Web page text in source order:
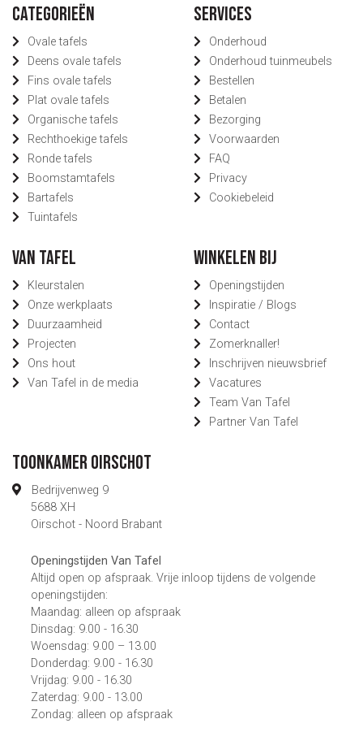
Categorieën
Ovale tafels
Deens ovale tafels
Fins ovale tafels
Plat ovale tafels
Organische tafels
Rechthoekige tafels
Ronde tafels
Boomstamtafels
Bartafels
Tuintafels
Services
Onderhoud
Onderhoud tuinmeubels
Bestellen
Betalen
Bezorging
Voorwaarden
FAQ
Privacy
Cookiebeleid
Van Tafel
Kleurstalen
Onze werkplaats
Duurzaamheid
Projecten
Ons hout
Van Tafel in de media
Winkelen bij
Openingstijden
Inspiratie / Blogs
Contact
Zomerknaller!
Inschrijven nieuwsbrief
Vacatures
Team Van Tafel
Partner Van Tafel
Toonkamer Oirschot
Bedrijvenweg 9
5688 XH
Oirschot - Noord Brabant
Openingstijden Van Tafel
Altijd open op afspraak. Vrije inloop tijdens de volgende
openingstijden:
Maandag: alleen op afspraak
Dinsdag: 9.00 - 16.30
Woensdag: 9.00 – 13.00
Donderdag: 9.00 - 16.30
Vrijdag: 9.00 - 16.30
Zaterdag: 9.00 - 13.00
Zondag: alleen op afspraak